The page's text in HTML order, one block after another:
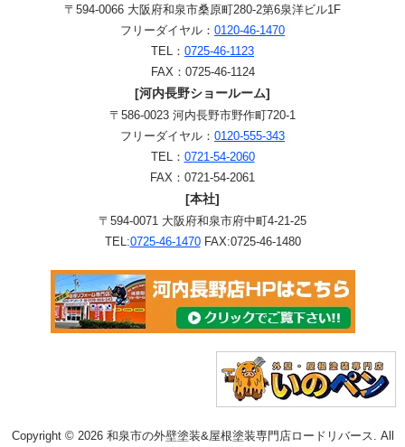
〒594-0066 大阪府和泉市桑原町280-2第6泉洋ビル1F
フリーダイヤル： 0120-46-1470
TEL： 0725-46-1123
FAX：0725-46-1124
[河内長野ショールーム]
〒586-0023 河内長野市野作町720-1
フリーダイヤル： 0120-555-343
TEL： 0721-54-2060
FAX：0721-54-2061
[本社]
〒594-0071 大阪府和泉市府中町4-21-25
TEL:0725-46-1470FAX:0725-46-1480
Copyright © 2026 和泉市の外壁塗装&屋根塗装専門店ロードリバース. All